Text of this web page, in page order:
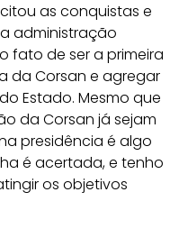
as conquistas e
administração
fato de ser a primeira
da Corsan e agregar
Estado. Mesmo que
da Corsan já sejam
presidência é algo
é acertada, e tenho
os objetivos